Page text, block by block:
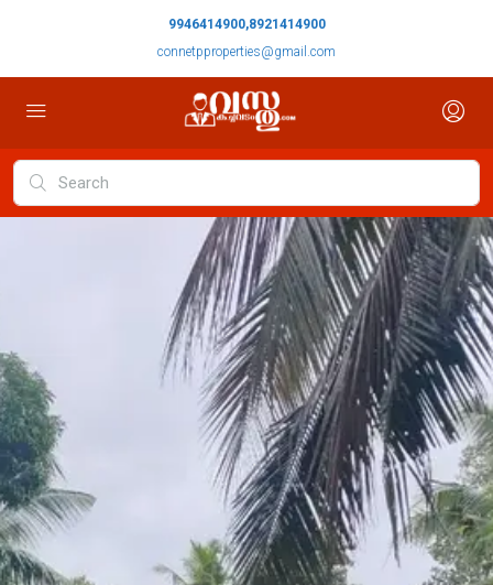
9946414900,8921414900
connetpproperties@gmail.com